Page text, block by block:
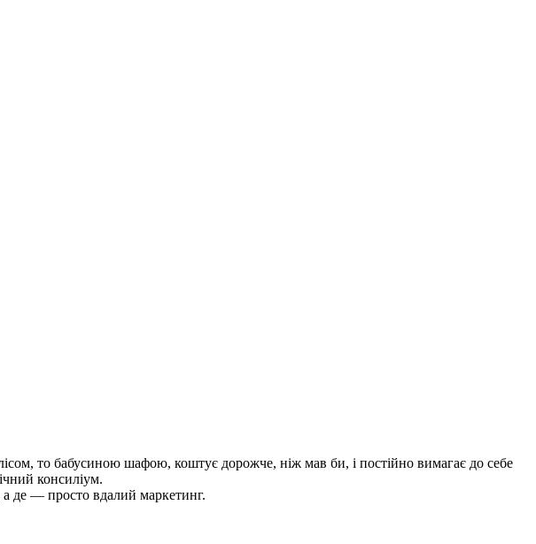
то бабусиною шафою, коштує дорожче, ніж мав би, і постійно вимагає до себе
консиліум.
а де — просто вдалий маркетинг.